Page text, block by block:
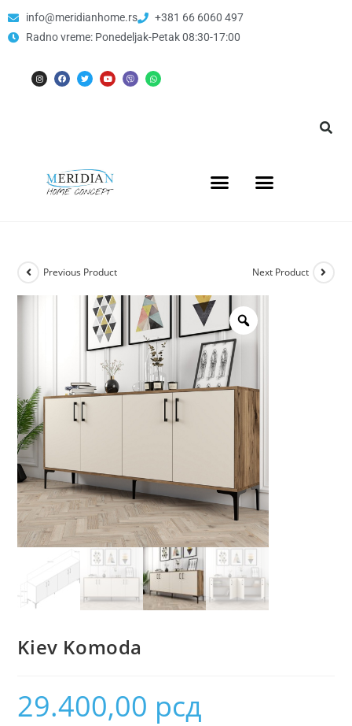
info@meridianhome.rs
+381 66 6060 497
Radno vreme: Ponedeljak-Petak 08:30-17:00
Previous Product Next Product
Kiev Komoda
29.400,00 рсд